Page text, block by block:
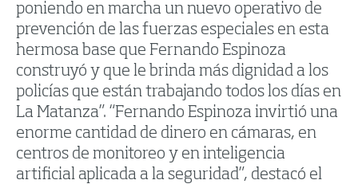
poniendo en marcha un nuevo operativo de
prevención de las fuerzas especiales en esta
hermosa base que Fernando Espinoza
construyó y que le brinda más dignidad a los
policías que están trabajando todos los días en
La Matanza”. “Fernando Espinoza invirtió una
enorme cantidad de dinero en cámaras, en
centros de monitoreo y en inteligencia
artificial aplicada a la seguridad”, destacó el